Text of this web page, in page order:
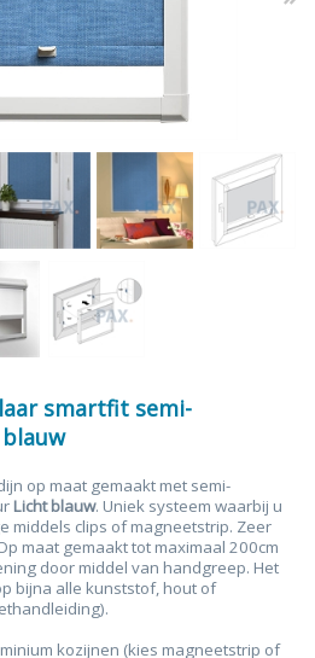
smartfit semi-
op maat gemaakt met semi-
Licht blauw. Uniek systeem waarbij u
middels clips of magneetstrip. Zeer
maat gemaakt tot maximaal 200cm
door middel van handgreep. Het
bijna alle kunststof, hout of
kozijnen (kies magneetstrip of